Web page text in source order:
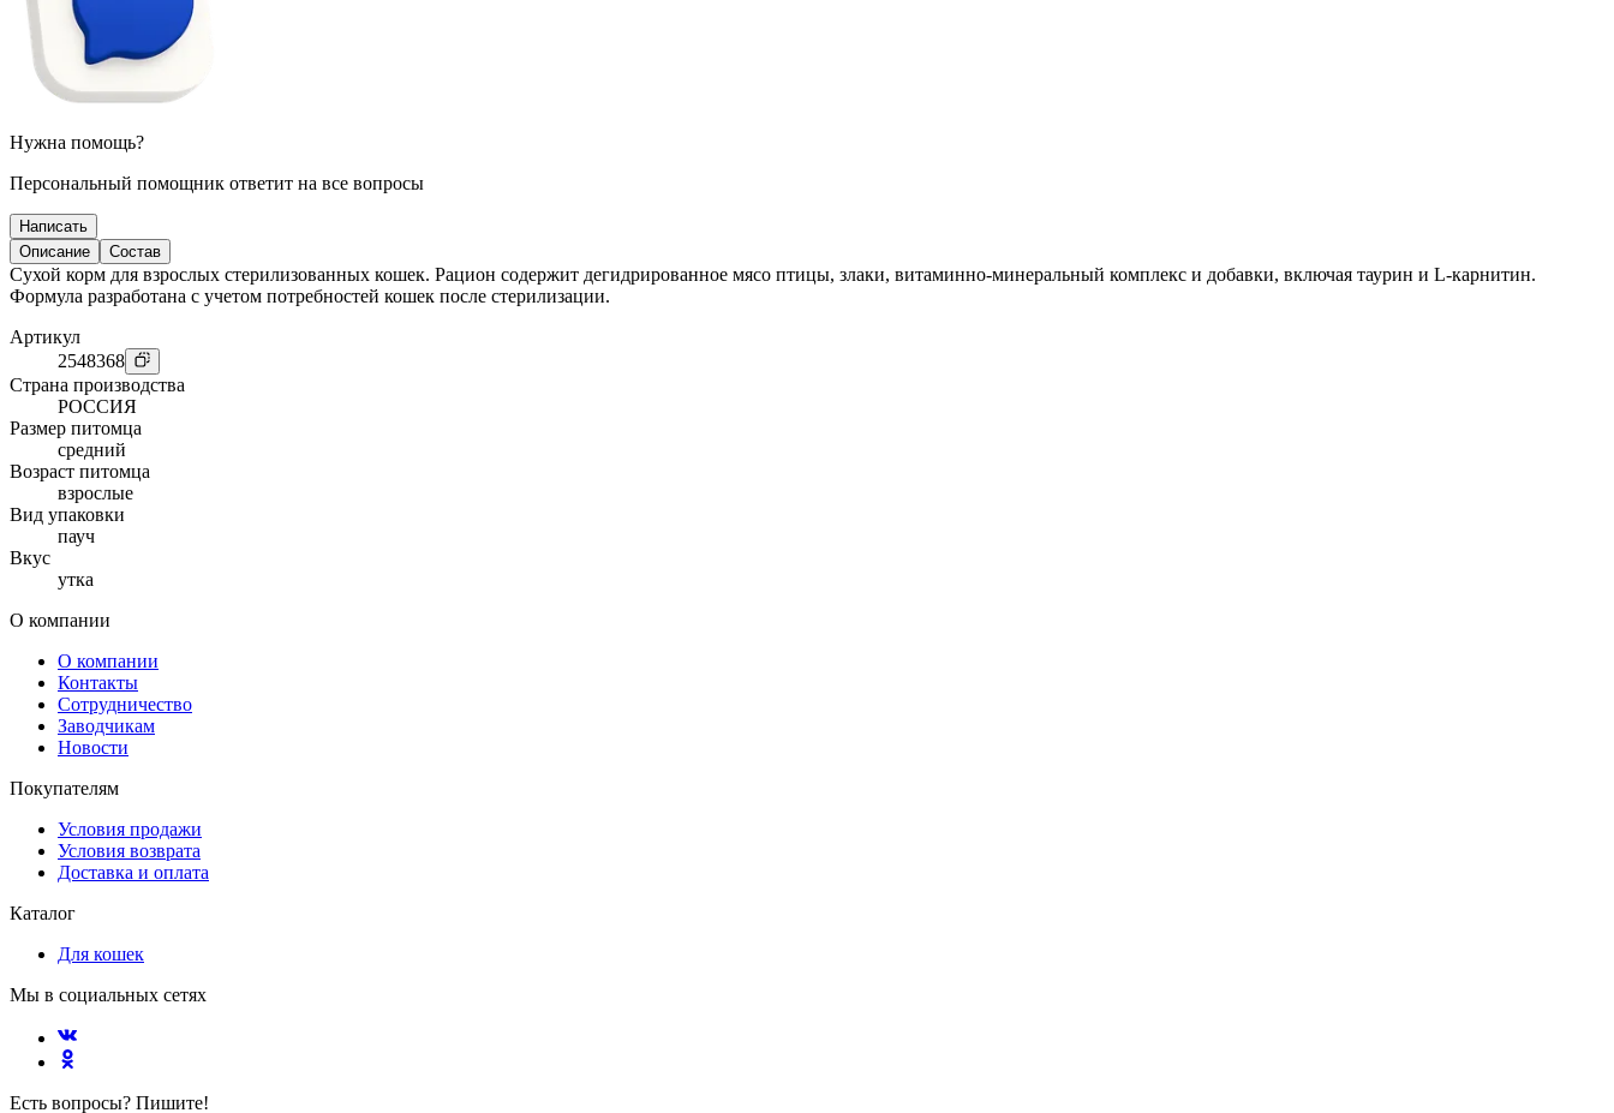
Нужна помощь?
Персональный помощник ответит на все вопросы
Написать
Описание
Состав
Сухой корм для взрослых стерилизованных кошек. Рацион содержит дегидрированное мясо птицы, злаки, витаминно-минеральный комплекс и добавки, включая таурин и L-карнитин.
Формула разработана с учетом потребностей кошек после стерилизации.
Артикул
2548368
Страна производства
РОССИЯ
Размер питомца
средний
Возраст питомца
взрослые
Вид упаковки
пауч
Вкус
утка
О компании
О компании
Контакты
Сотрудничество
Заводчикам
Новости
Покупателям
Условия продажи
Условия возврата
Доставка и оплата
Каталог
Для кошек
Мы в социальных сетях
Есть вопросы? Пишите!